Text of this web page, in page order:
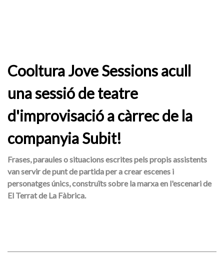
Cooltura Jove Sessions acull
una sessió de teatre
d'improvisació a càrrec de la
companyia Subit!
Frases, paraules o situacions escrites pels propis assistents
van servir de punt de partida per a crear escenes i
personatges únics, construïts sobre la marxa en l'escenari de
El Terrat de La Fàbrica.